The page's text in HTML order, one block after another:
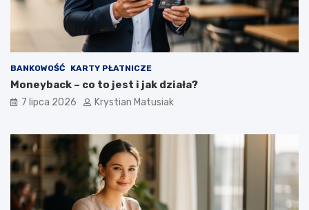
BANKOWOŚĆ KARTY PŁATNICZE
Moneyback – co to jest i jak działa?
7 lipca 2026 Krystian Matusiak